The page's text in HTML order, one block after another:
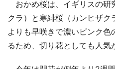
おかめ桜は、イギリスの研
クラ）と寒緋桜（カンヒザク
よりも早咲きで濃いピンク
るため、切り花としても人気